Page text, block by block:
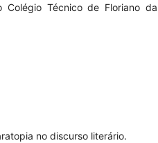
Técnico de Floriano da
no discurso literário.